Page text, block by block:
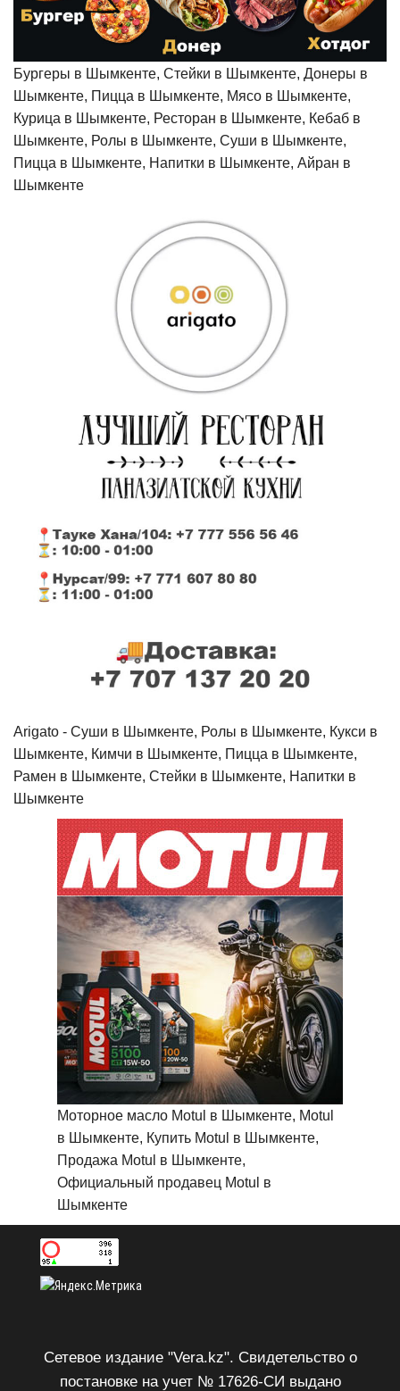
Бургеры в Шымкенте, Стейки в Шымкенте, Донеры в
Шымкенте, Пицца в Шымкенте, Мясо в Шымкенте,
Курица в Шымкенте, Ресторан в Шымкенте, Кебаб в
Шымкенте, Ролы в Шымкенте, Суши в Шымкенте,
Пицца в Шымкенте, Напитки в Шымкенте, Айран в
Шымкенте
Arigato - Cуши в Шымкенте, Ролы в Шымкенте, Кукси в
Шымкенте, Кимчи в Шымкенте, Пицца в Шымкенте,
Рамен в Шымкенте, Стейки в Шымкенте, Напитки в
Шымкенте
Моторное масло Motul в Шымкенте, Motul
в Шымкенте, Купить Motul в Шымкенте,
Продажа Motul в Шымкенте,
Официальный продавец Motul в
Шымкенте
Сетевое издание "Vera.kz". Свидетельство о
постановке на учет № 17626-СИ выдано